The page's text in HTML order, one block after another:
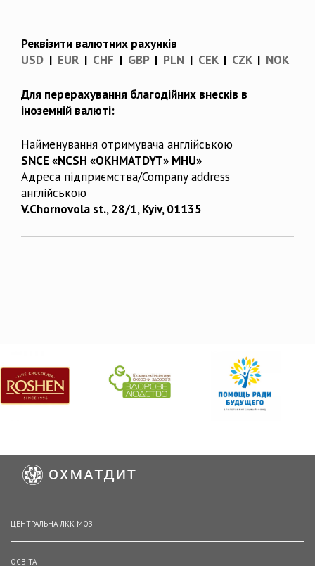
Реквізити валютних рахунків
USD | EUR | CHF | GBP| PLN | CEK| CZK| NOK
Для перерахування благодійних внесків в
іноземній валюті:
Найменування отримувача англійською
SNCE «NCSH «OKHMATDYT» MHU»
Адреса підприємства/Company address
англійською
V.Chornovola st., 28/1, Kyiv, 01135
ЦЕНТРАЛЬНА ЛКК МОЗ
ОСВІТА